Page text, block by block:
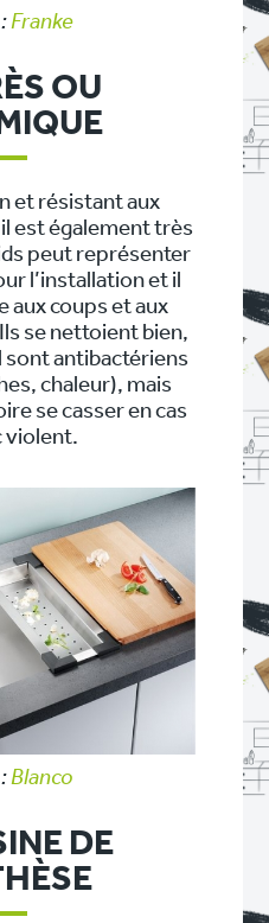
Franke
OU
et résistant aux
est également très
peut représenter
l’installation et il
aux coups et aux
se nettoient bien,
sont antibactériens
chaleur), mais
se casser en cas
violent.
Blanco
DE